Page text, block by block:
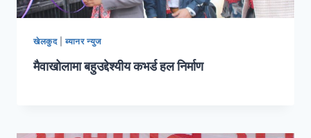
खेलकुद|ब्यानर न्युज
मैवाखोलामा बहुउद्देश्यीय कभर्ड हल निर्माण